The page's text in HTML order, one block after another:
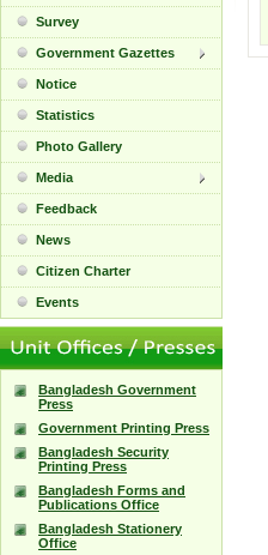
Survey
Government Gazettes
Notice
Statistics
Photo Gallery
Media
Feedback
News
Citizen Charter
Events
Bangladesh Government
Press
Government Printing Press
Bangladesh Security
Printing Press
Bangladesh Forms and
Publications Office
Bangladesh Stationery
Office